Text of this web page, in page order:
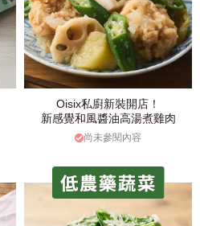
Oisix私廚新裝開店！
新感覺和風醬油高湯煮雞肉
尚未參閱內容